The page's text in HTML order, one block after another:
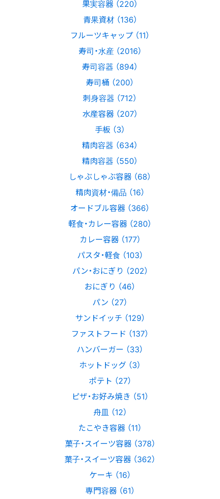
果実容器 （220）
青果資材 （136）
フルーツキャップ （11）
寿司・水産 （2016）
寿司容器 （894）
寿司桶 （200）
刺身容器 （712）
水産容器 （207）
手板 （3）
精肉容器 （634）
精肉容器 （550）
しゃぶしゃぶ容器 （68）
精肉資材・備品 （16）
オードブル容器 （366）
軽食・カレー容器 （280）
カレー容器 （177）
パスタ・軽食 （103）
パン・おにぎり （202）
おにぎり （46）
パン （27）
サンドイッチ （129）
ファストフード （137）
ハンバーガー （33）
ホットドッグ （3）
ポテト （27）
ピザ・お好み焼き （51）
舟皿 （12）
たこやき容器 （11）
菓子・スイーツ容器 （378）
菓子・スイーツ容器 （362）
ケーキ （16）
専門容器 （61）